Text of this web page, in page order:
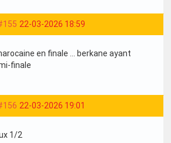
22-03-2026 18:59
en finale … berkane ayant
finale
22-03-2026 19:01
1/2